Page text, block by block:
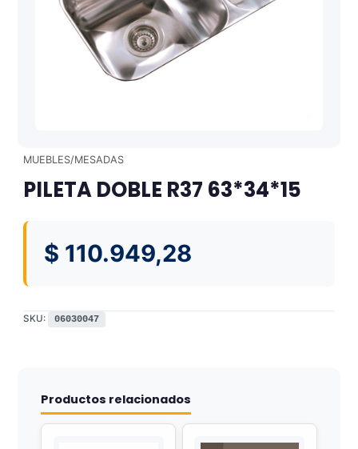
MUEBLES/MESADAS
PILETA DOBLE R37 63*34*15
$ 110.949,28
SKU: 06030047
Productos relacionados